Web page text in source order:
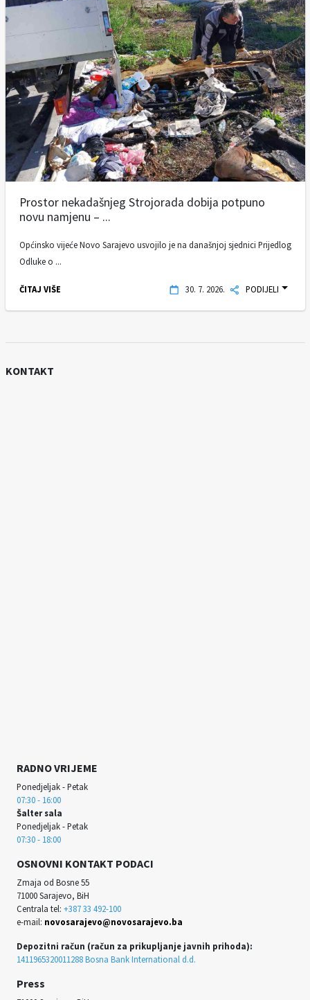
Prostor nekadašnjeg Strojorada dobija potpuno
novu namjenu – ...
Općinsko vijeće Novo Sarajevo usvojilo je na današnjoj sjednici Prijedlog
Odluke o ...
ČITAJ VIŠE 30. 7. 2026. PODIJELI
KONTAKT
RADNO VRIJEME
Ponedjeljak - Petak
07:30 - 16:00
Šalter sala
Ponedjeljak - Petak
07:30 - 18:00
OSNOVNI KONTAKT PODACI
Zmaja od Bosne 55
71000 Sarajevo, BiH
Centrala tel: +387 33 492-100
e-mail: novosarajevo@novosarajevo.ba
Depozitni račun (račun za prikupljanje javnih prihoda):
1411965320011288 Bosna Bank International d.d.
Press